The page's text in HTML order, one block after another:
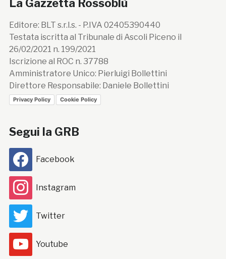
La Gazzetta Rossoblù
Editore: BLT s.r.l.s. - P.IVA 02405390440
Testata iscritta al Tribunale di Ascoli Piceno il
26/02/2021 n. 199/2021
Iscrizione al ROC n. 37788
Amministratore Unico: Pierluigi Bollettini
Direttore Responsabile: Daniele Bollettini
Privacy Policy Cookie Policy
Segui la GRB
Facebook
Instagram
Twitter
Youtube